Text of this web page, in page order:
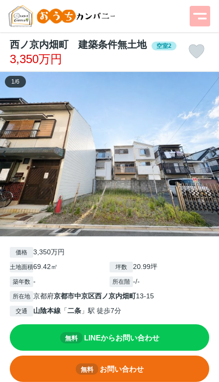
西ノ京内畑町 建築条件無土地 空室2
3,350万円
1 /6
価格 3,350万円
土地面積69.42㎡ 坪数 20.99坪
築年数 - 所在階 -/-
所在地 京都府京都市中京区西ノ京内畑町13-15
交通 山陰本線 「二条 」駅 徒歩7分
無料 LINEからお問い合わせ
無料 お問い合わせ